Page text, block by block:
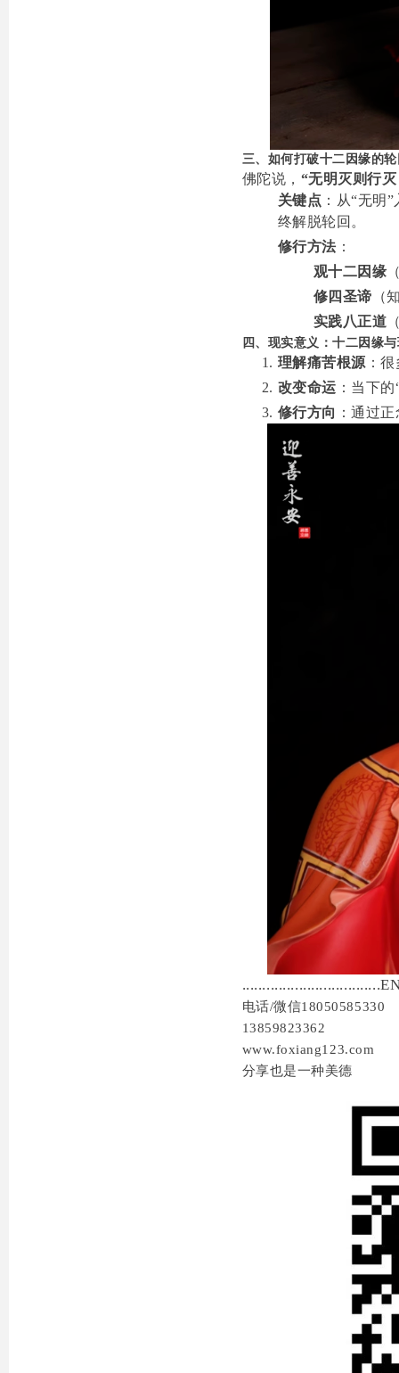
三、如何打破十二因缘的
佛陀说， “无明灭则行
关键点 ：从“无明
终解脱轮回。
修行方法：
观十二因缘
修四圣谛 （
实践八正道
四、现实意义：十二因缘
理解痛苦根源 ：
改变命运 ：当下
修行方向 ：通过
电话/微信18050585330
13859823362
www.foxiang123.com
分享也是一种美德